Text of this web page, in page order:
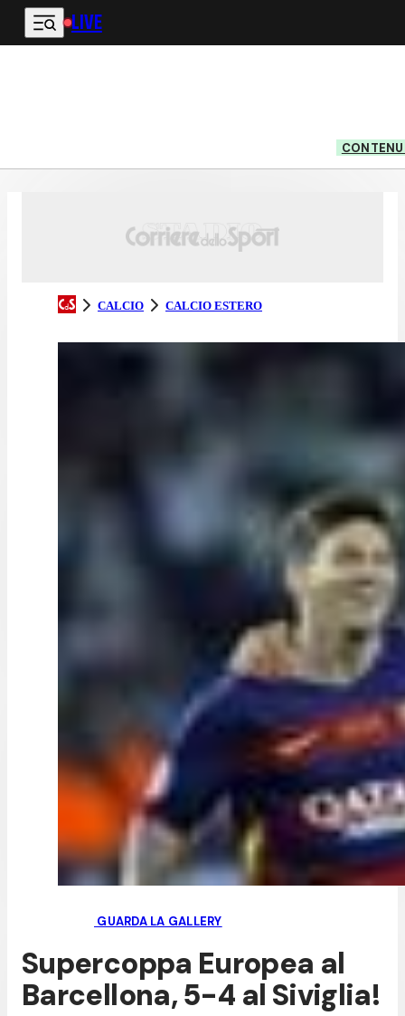
Vai al contenuto principale
LIVE
CALCIO CALCIO ESTERO
GUARDA LA GALLERY
Supercoppa Europea al
Barcellona, 5-4 al Siviglia!